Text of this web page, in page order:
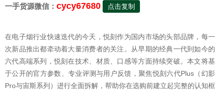
一手货源微信： cycy67680 点击复制
在电子烟行业快速迭代的今天，悦刻作为国内市场的头部品牌，每一
次新品推出都牵动着大量消费者的关注。从早期的经典一代到如今的
六代高端系列，悦刻在技术、材质、口感等方面持续突破。本文将基
于公开的官方参数、专业评测与用户反馈，聚焦悦刻六代Plus（幻影
Pro与宙斯系列）进行全面拆解，帮助你在选购前建立起完整的认知框